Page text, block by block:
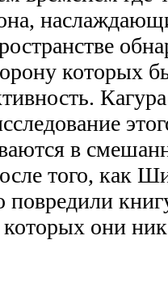
которых
в
того, как
повредили
они